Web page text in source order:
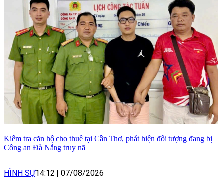
Kiểm tra căn hộ cho thuê tại Cần Thơ, phát hiện đối tượng đang bị
Công an Đà Nẵng truy nã
HÌNH SỰ14:12 | 07/08/2026